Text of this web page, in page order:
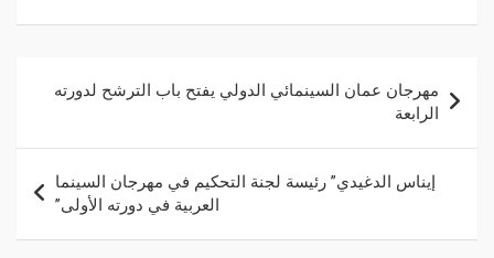
مهرجان عمان السينمائي الدولي يفتح باب الترشح لدورته
الرابعة
إيناس الدغيدي” رئيسة لجنة التحكيم في مهرجان السينما
العربية في دورته الأولى”